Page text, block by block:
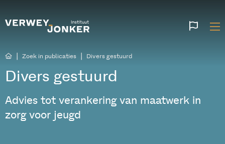
Zoek in publicaties Divers gestuurd
Divers gestuurd
Advies tot verankering van maatwerk in
zorg voor jeugd